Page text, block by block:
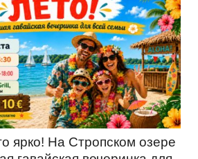
ярко! На Стропском озере